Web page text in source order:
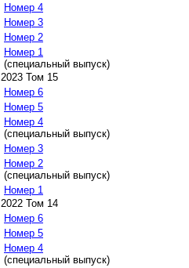
Номер 4
Номер 3
Номер 2
Номер 1
(специальный выпуск)
2023 Том 15
Номер 6
Номер 5
Номер 4
(специальный выпуск)
Номер 3
Номер 2
(специальный выпуск)
Номер 1
2022 Том 14
Номер 6
Номер 5
Номер 4
(специальный выпуск)